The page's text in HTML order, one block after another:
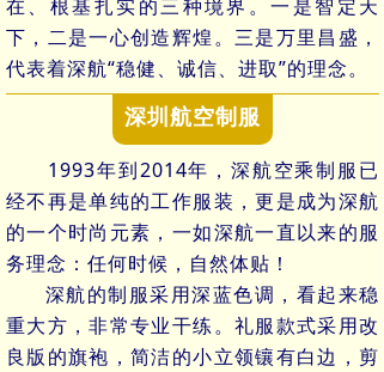
在、根基扎实的三种境界。一是智定天
下，二是一心创造辉煌。三是万里昌盛，
代表着深航“稳健、诚信、进取”的理念。
深圳航空制服
1993年到2014年，深航空乘制服已
经不再是单纯的工作服装，更是成为深航
的一个时尚元素，一如深航一直以来的服
务理念：任何时候，自然体贴！
深航的制服采用深蓝色调，看起来稳
重大方，非常专业干练。礼服款式采用改
良版的旗袍，简洁的小立领镶有白边，剪